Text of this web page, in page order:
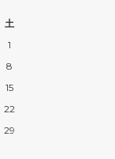
土
1
8
15
22
29